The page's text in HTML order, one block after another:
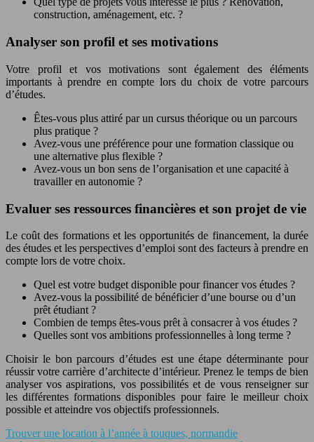
construction, aménagement, etc. ?
Analyser son profil et ses motivations
Votre profil et vos motivations sont également des éléments
importants à prendre en compte lors du choix de votre parcours
d’études.
Êtes-vous plus attiré par un cursus théorique ou un parcours
plus pratique ?
Avez-vous une préférence pour une formation classique ou
une alternative plus flexible ?
Avez-vous un bon sens de l’organisation et une capacité à
travailler en autonomie ?
Evaluer ses ressources financières et son projet de vie
Le coût des formations et les opportunités de financement, la durée
des études et les perspectives d’emploi sont des facteurs à prendre en
compte lors de votre choix.
Quel est votre budget disponible pour financer vos études ?
Avez-vous la possibilité de bénéficier d’une bourse ou d’un
prêt étudiant ?
Combien de temps êtes-vous prêt à consacrer à vos études ?
Quelles sont vos ambitions professionnelles à long terme ?
Choisir le bon parcours d’études est une étape déterminante pour
réussir votre carrière d’architecte d’intérieur. Prenez le temps de bien
analyser vos aspirations, vos possibilités et de vous renseigner sur
les différentes formations disponibles pour faire le meilleur choix
possible et atteindre vos objectifs professionnels.
Trouver une location à l’année à touques, normandie